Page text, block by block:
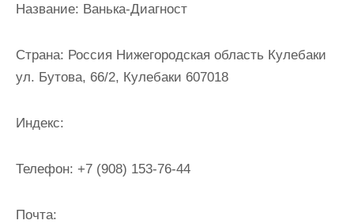
Название: Ванька-Диагност
Страна: Россия Нижегородская область Кулебаки
ул. Бутова, 66/2, Кулебаки 607018
Индекс:
Телефон: +7 (908) 153-76-44
Почта: